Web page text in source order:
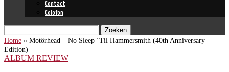
Contact
Colofon
Zoeken
Home » Motörhead – No Sleep ‘Til Hammersmith (40th Anniversary
Edition)
ALBUM REVIEW